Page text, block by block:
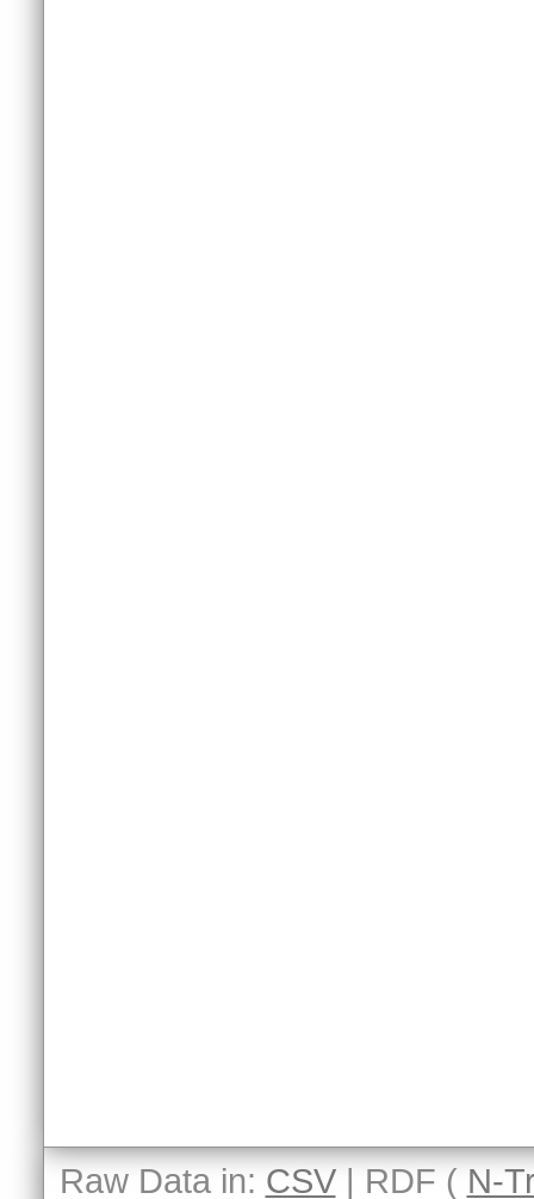
Raw Data in: CSV| RDF ( N-